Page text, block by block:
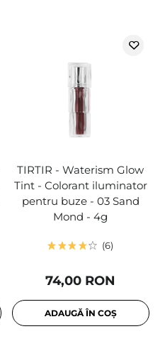
TIRTIR - Waterism Glow
Tint - Colorant iluminator
pentru buze - 03 Sand
Mond - 4g
6
74,00 RON
ADAUGĂ ÎN COȘ